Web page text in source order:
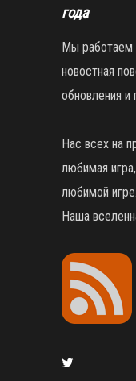
года
Мы работаем
новостная
обновления и
Нас всех на
любимая
любимой игре.
Наша